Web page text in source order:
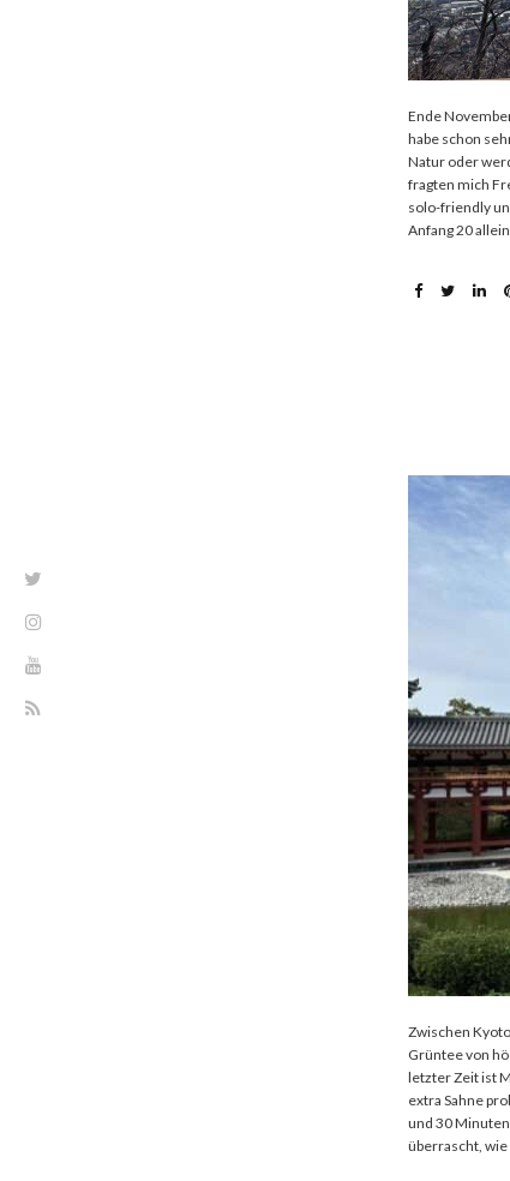
Ende
habe schon
Natur oder
fragten mich
solo-friendly
Anfang 20
Zwischen
Grüntee von
letzter Zeit ist
extra Sahne
und 30
überrascht,